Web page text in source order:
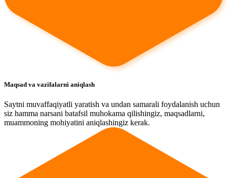
Maqsad va vazifalarni aniqlash
Saytni muvaffaqiyatli yaratish va undan samarali foydalanish uchun
siz hamma narsani batafsil muhokama qilishingiz, maqsadlarni,
muammoning mohiyatini aniqlashingiz kerak.